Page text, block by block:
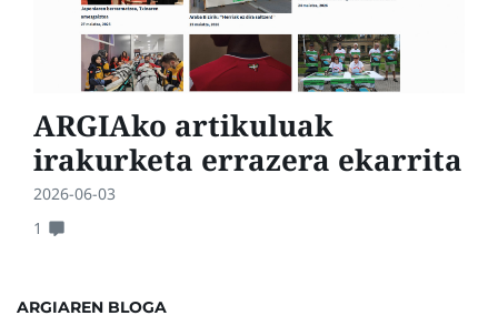
ARGIAko artikuluak
irakurketa errazera ekarrita
2026-06-03
1
ARGIAREN BLOGA